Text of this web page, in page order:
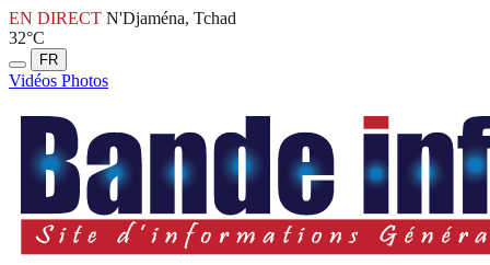
EN DIRECT N'Djaména, Tchad
32°C
FR
Vidéos Photos